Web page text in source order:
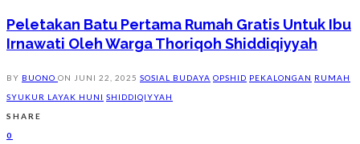
Peletakan Batu Pertama Rumah Gratis Untuk Ibu
Irnawati Oleh Warga Thoriqoh Shiddiqiyyah
BY BUONO ON JUNI 22, 2025 SOSIAL BUDAYA OPSHID PEKALONGAN RUMAH
SYUKUR LAYAK HUNI SHIDDIQIYYAH
SHARE
0